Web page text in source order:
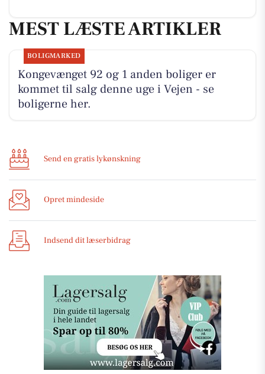
MEST LÆSTE ARTIKLER
BOLIGMARKED
Kongevænget 92 og 1 anden boliger er
kommet til salg denne uge i Vejen - se
boligerne her.
Send en gratis lykønskning
Opret mindeside
Indsend dit læserbidrag